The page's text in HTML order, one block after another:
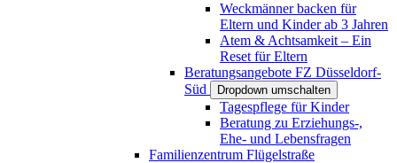
Weckmänner backen für
Eltern und Kinder ab 3 Jahren
Atem & Achtsamkeit – Ein
Reset für Eltern
Beratungsangebote FZ Düsseldorf-
Süd
Dropdown umschalten
Tagespflege für Kinder
Beratung zu Erziehungs-,
Ehe- und Lebensfragen
Familienzentrum Flügelstraße